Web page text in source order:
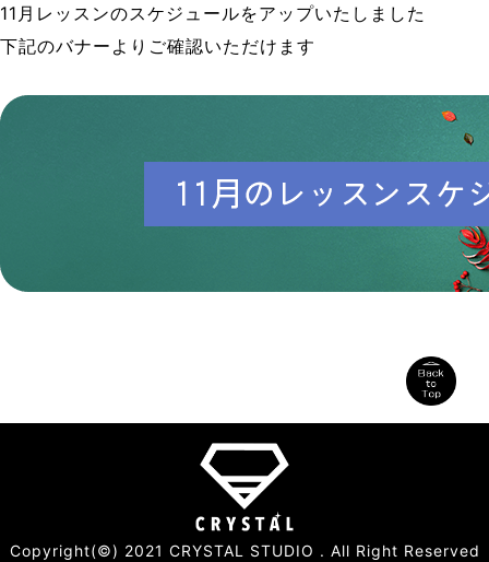
11月レッスンのスケジュールをアップいたしました
下記のバナーよりご確認いただけます
Copyright(©) 2021 CRYSTAL STUDIO . All Right Reserved